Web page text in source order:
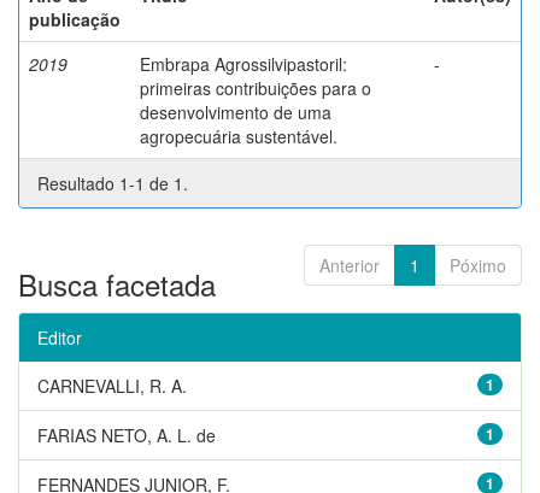
publicação
2019
Embrapa Agrossilvipastoril:
primeiras contribuições para o
desenvolvimento de uma
agropecuária sustentável.
-
Resultado 1-1 de 1.
Anterior 1 Póximo
Busca facetada
Editor
1
CARNEVALLI, R. A.
1
FARIAS NETO, A. L. de
1
FERNANDES JUNIOR, F.